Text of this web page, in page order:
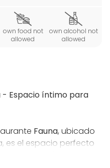
own food not
allowed
own alcohol not
allowed
- Espacio íntimo para
Fauna, ubicado
es el espacio perfecto
ambiente íntimo y